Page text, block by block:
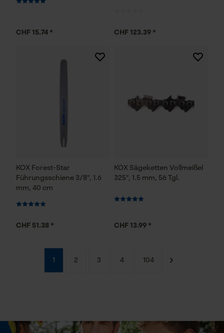
CHF 15.74 * CHF 123.39 *
KOX Forest-Star
Führungsschiene 3/8", 1.6
mm, 40 cm
CHF 51.38 *
KOX Sägeketten Vollmeißel
325", 1.5 mm, 56 Tgl.
CHF 13.99 *
1 2 3 4 104
Marketing Cookies
Google Global Site Tag